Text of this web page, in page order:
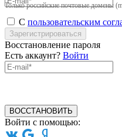
Только российские почтовые домены
С пользовательским
Зарегистрироваться
Восстановление пароля
Есть аккаунт? Войти
ВОССТАНОВИТЬ
Войти с помощью: